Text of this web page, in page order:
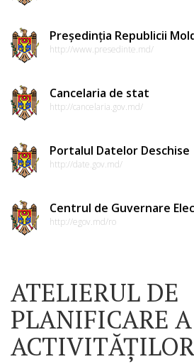
Președinția Republicii
http://www.presedinte.md/
Cancelaria de stat
http://cancelaria.gov.md/
Portalul Datelor Deschise
http://date.gov.md/
Centrul de Guvernare
http://egov.md/ro
ATELIERUL DE
PLANIFICARE A
ACTIVITĂȚILOR